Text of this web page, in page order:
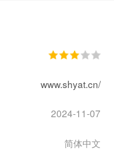
www.shyat.cn/
2024-11-07
简体中文